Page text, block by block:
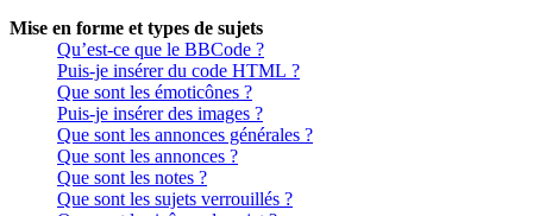
Mise en forme et types de sujets
Qu’est-ce que le BBCode ?
Puis-je insérer du code HTML ?
Que sont les émoticônes ?
Puis-je insérer des images ?
Que sont les annonces générales ?
Que sont les annonces ?
Que sont les notes ?
Que sont les sujets verrouillés ?